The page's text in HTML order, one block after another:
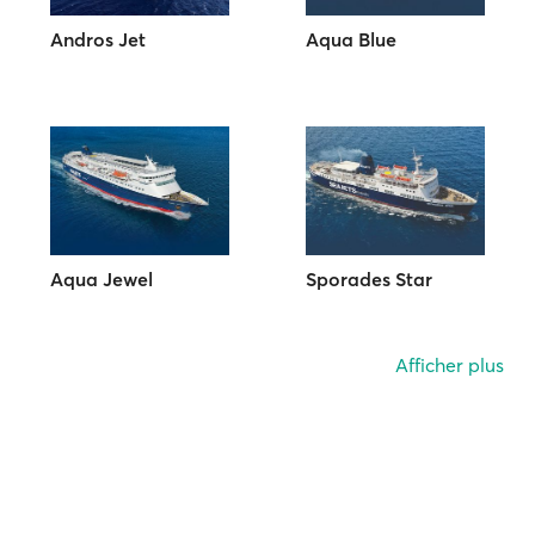
Andros Jet Aqua Blue
Aqua Jewel Sporades Star
Afficher plus